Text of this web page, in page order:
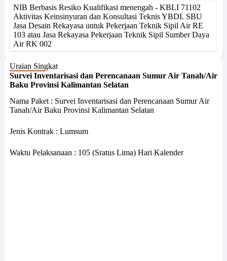
NIB Berbasis Resiko Kualifikasi menengah - KBLI 71102
Aktivitas Keinsinyuran dan Konsultasi Teknis YBDI. SBU
Jasa Desain Rekayasa untuk Pekerjaan Teknik Sipil Air RE
103 atau Jasa Rekayasa Pekerjaan Teknik Sipil Sumber Daya
Air RK 002
Uraian Singkat
Survei Inventarisasi dan Perencanaan Sumur Air Tanah/Air
Baku Provinsi Kalimantan Selatan
Nama Paket : Survei Inventarisasi dan Perencanaan Sumur Air
Tanah/Air Baku Provinsi Kalimantan Selatan
Jenis Kontrak : Lumsum
Waktu Pelaksanaan : 105 (Sratus Lima) Hari Kalender